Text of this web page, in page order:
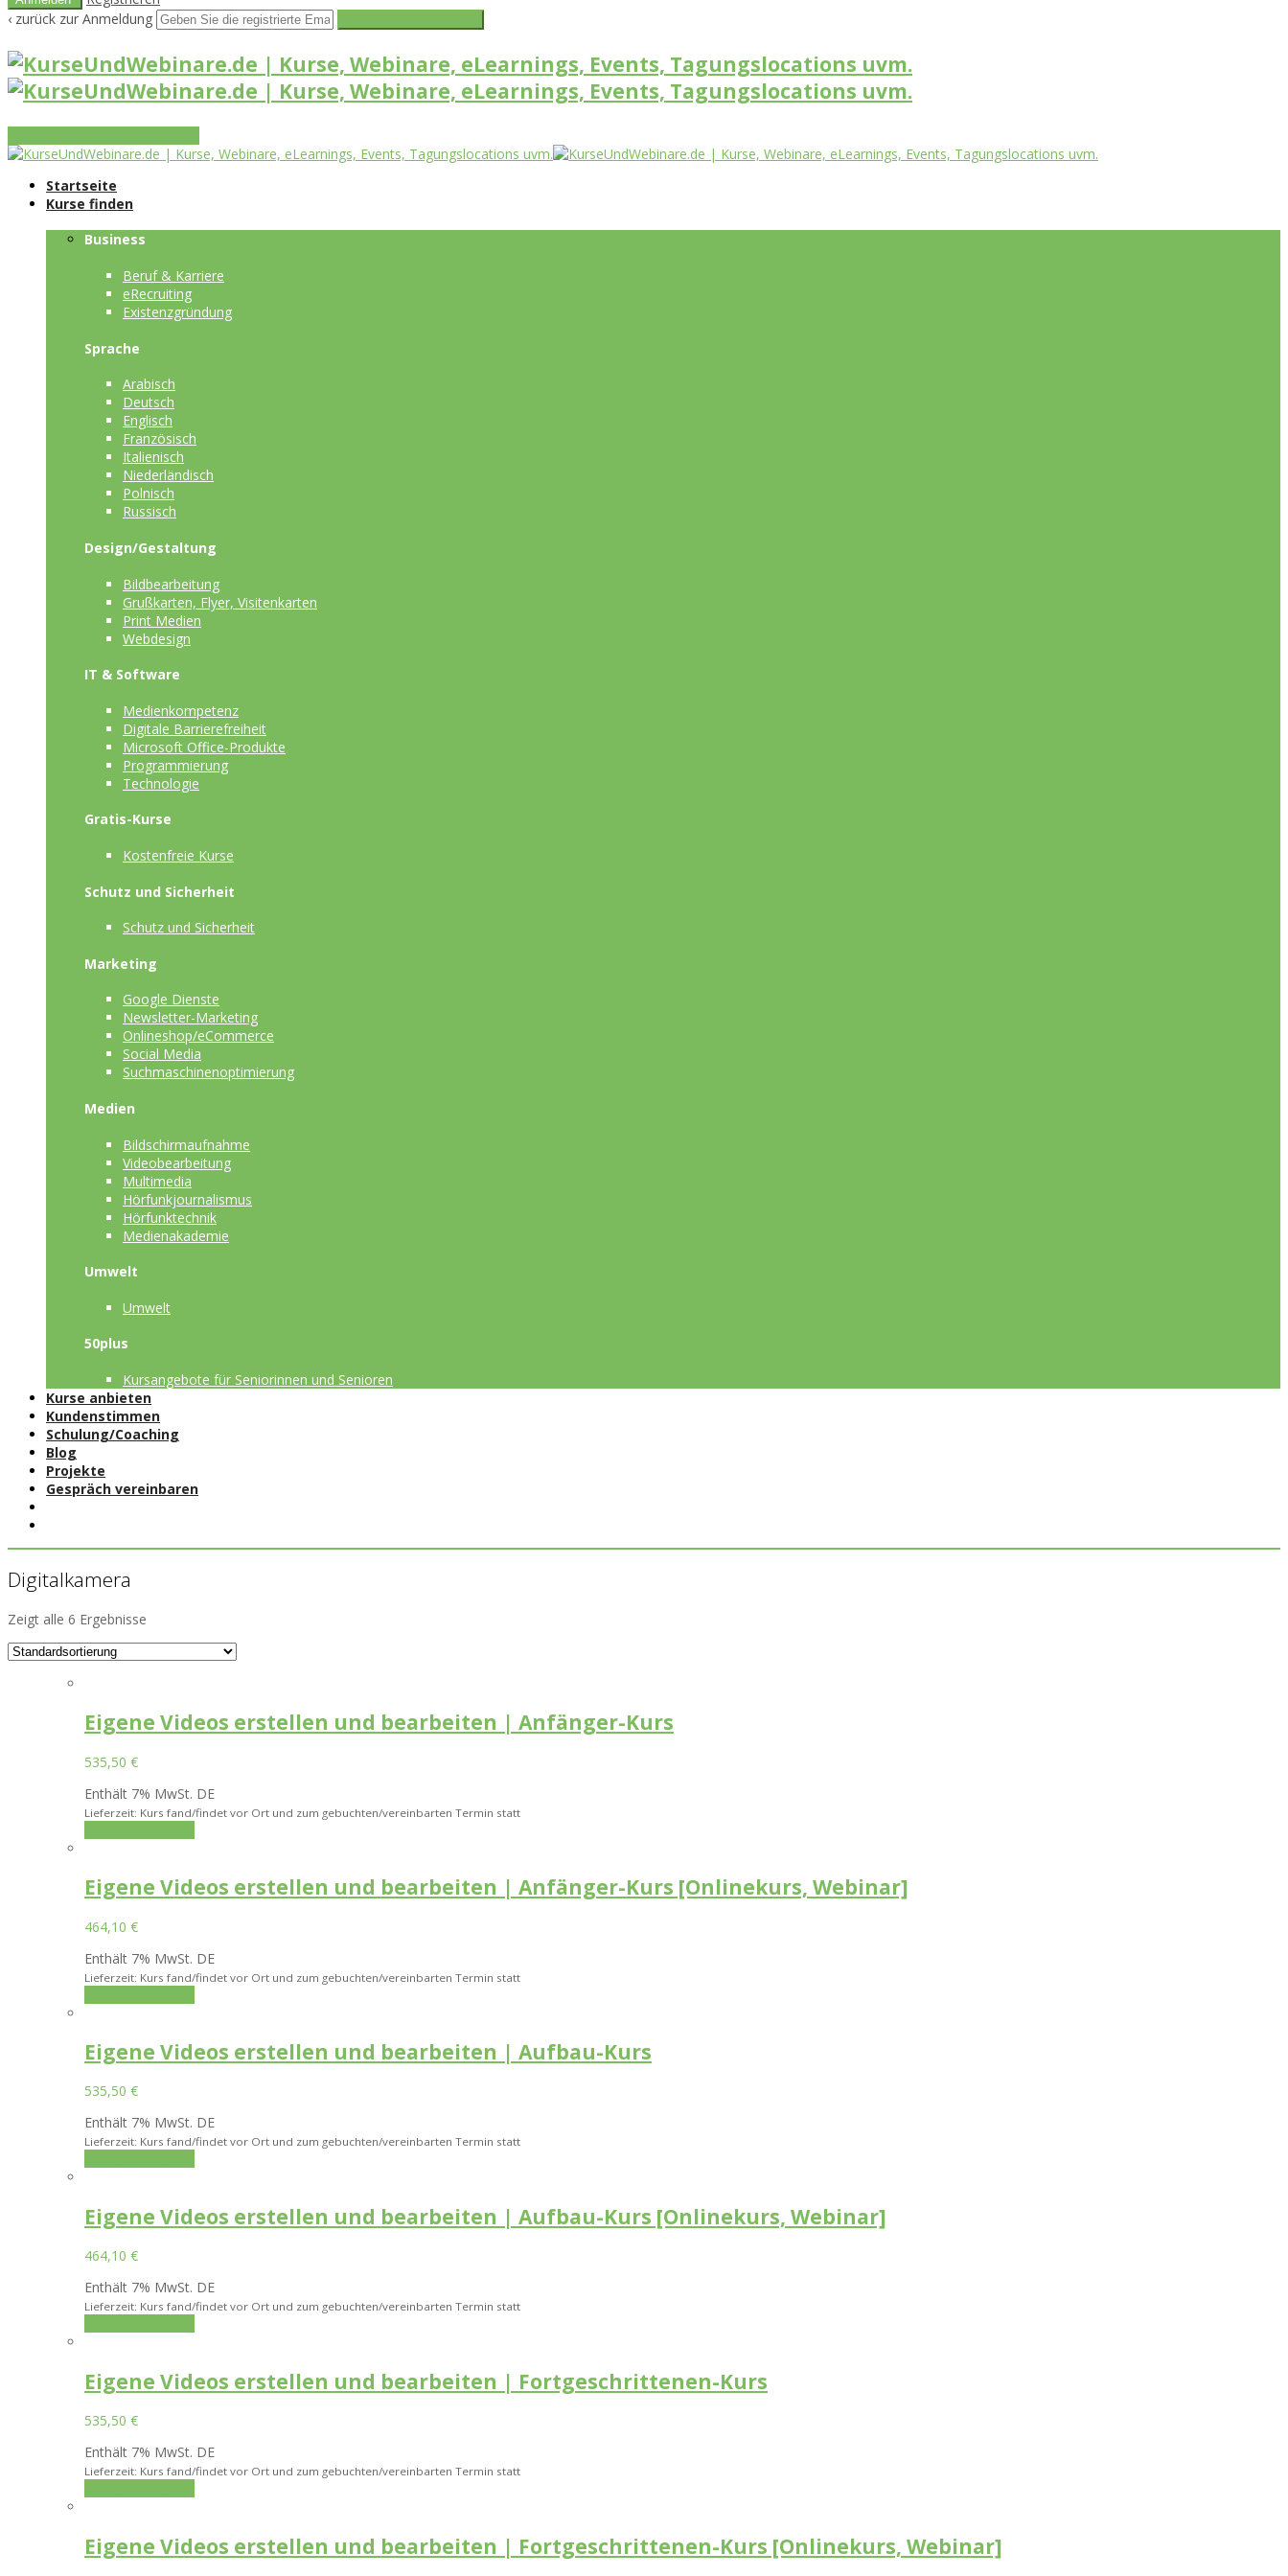
‹ zurück zur Anmeldung
Startseite
Kurse finden
Business
Beruf & Karriere
eRecruiting
Existenzgründung
Sprache
Arabisch
Deutsch
Englisch
Französisch
Italienisch
Niederländisch
Polnisch
Russisch
Design/Gestaltung
Bildbearbeitung
Grußkarten, Flyer, Visitenkarten
Print Medien
Webdesign
IT & Software
Medienkompetenz
Digitale Barrierefreiheit
Microsoft Office-Produkte
Programmierung
Technologie
Gratis-Kurse
Kostenfreie Kurse
Schutz und Sicherheit
Schutz und Sicherheit
Marketing
Google Dienste
Newsletter-Marketing
Onlineshop/eCommerce
Social Media
Suchmaschinenoptimierung
Medien
Bildschirmaufnahme
Videobearbeitung
Multimedia
Hörfunkjournalismus
Hörfunktechnik
Medienakademie
Umwelt
Umwelt
50plus
Kursangebote für Seniorinnen und Senioren
Kurse anbieten
Kundenstimmen
Schulung/Coaching
Blog
Projekte
Gespräch vereinbaren
Digitalkamera
Zeigt alle 6 Ergebnisse
Eigene Videos erstellen und bearbeiten | Anfänger-Kurs
535,50 €
Enthält 7% MwSt. DE
Lieferzeit: Kurs fand/findet vor Ort und zum gebuchten/vereinbarten Termin statt
Eigene Videos erstellen und bearbeiten | Anfänger-Kurs [Onlinekurs, Webinar]
464,10 €
Enthält 7% MwSt. DE
Lieferzeit: Kurs fand/findet vor Ort und zum gebuchten/vereinbarten Termin statt
Eigene Videos erstellen und bearbeiten | Aufbau-Kurs
535,50 €
Enthält 7% MwSt. DE
Lieferzeit: Kurs fand/findet vor Ort und zum gebuchten/vereinbarten Termin statt
Eigene Videos erstellen und bearbeiten | Aufbau-Kurs [Onlinekurs, Webinar]
464,10 €
Enthält 7% MwSt. DE
Lieferzeit: Kurs fand/findet vor Ort und zum gebuchten/vereinbarten Termin statt
Eigene Videos erstellen und bearbeiten | Fortgeschrittenen-Kurs
535,50 €
Enthält 7% MwSt. DE
Lieferzeit: Kurs fand/findet vor Ort und zum gebuchten/vereinbarten Termin statt
Eigene Videos erstellen und bearbeiten | Fortgeschrittenen-Kurs [Onlinekurs, Webinar]